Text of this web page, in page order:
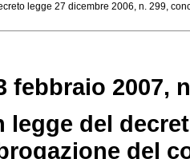
legge 27 dicembre 2006, n. 299,
febbraio 2007,
del
del